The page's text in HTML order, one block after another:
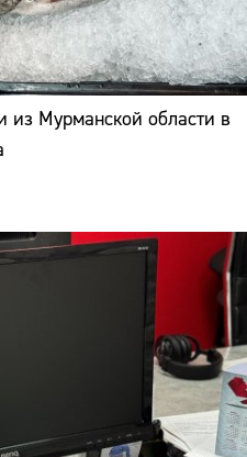
из Мурманской области в